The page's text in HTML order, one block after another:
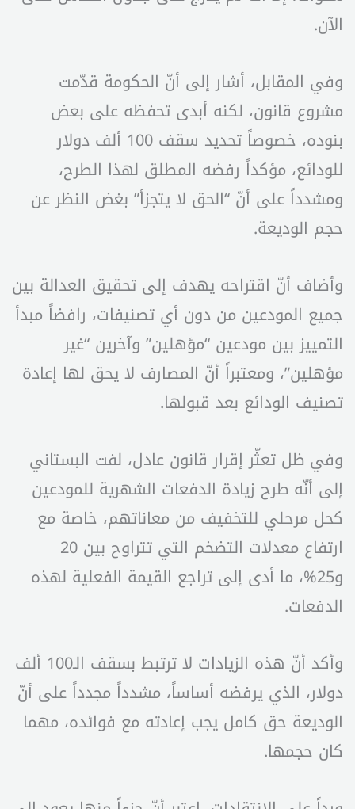
الآن.
وفي المقابل، أشار إلى أنّ الحكومة قدّمت
مشروع قانون، لكنه أبدى تحفظه على بعض
بنوده، خصوصاً تحديد سقف 100 ألف دولار
للودائع، مؤكداً رفضه المطلق لهذا الطرح،
ومشدداً على أنّ “الحق لا يتجزأ” بغض النظر عن
حجم الوديعة.
وأضاف أنّ اقتراحه يهدف إلى تحقيق العدالة بين
جميع المودعين من دون أي تصنيفات، رافضاً مبدأ
التمييز بين مودعين “مؤهلين” وآخرين “غير
مؤهلين”، ومعتبراً أنّ المصارف لا يحق لها إعادة
تصنيف الودائع بعد قبولها.
وفي ظل تعثّر إقرار قانون عادل، لفت البستاني
إلى أنّه طرح زيادة الدفعات الشهرية للمودعين
كحل مرحلي للتخفيف من معاناتهم، خاصة مع
ارتفاع معدلات التضخم التي تتراوح بين 20
و25%، ما أدى إلى تراجع القيمة الفعلية لهذه
الدفعات.
وأكد أنّ هذه الزيادات لا ترتبط بسقف الـ100 ألف
دولار، الذي يرفضه أساساً، مشدداً مجدداً على أنّ
الوديعة حق كامل يجب إعادته مع فوائده، مهما
كان حجمها.